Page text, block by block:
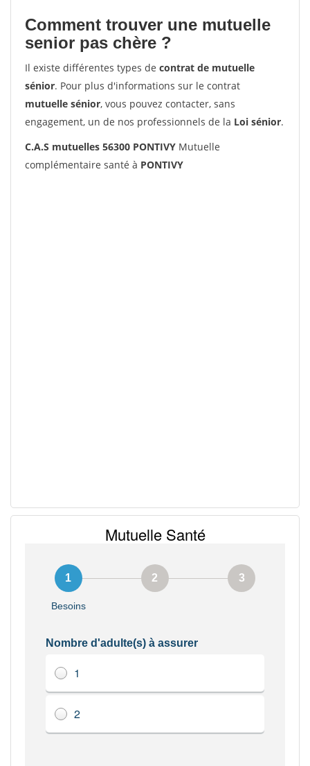
Comment trouver une mutuelle
senior pas chère ?
Il existe différentes types de contrat de mutuelle
sénior. Pour plus d'informations sur le contrat
mutuelle sénior, vous pouvez contacter, sans
engagement, un de nos professionnels de la Loi sénior.
C.A.S mutuelles 56300 PONTIVY Mutuelle
complémentaire santé à PONTIVY